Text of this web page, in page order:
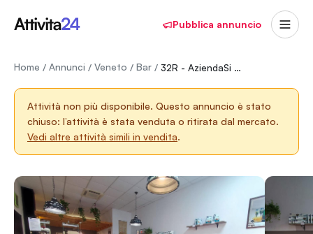
Pubblica annuncio
Home / Annunci / Veneto / Bar / 32R - AziendaSi - bar zona università
Attività non più disponibile. Questo annuncio è stato
chiuso: l’attività è stata venduta o ritirata dal mercato.
Vedi altre attività simili in vendita.